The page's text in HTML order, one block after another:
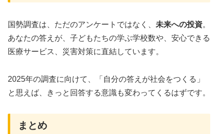
国勢調査は、ただのアンケートではなく、 未来への投資。
あなたの答えが、子どもたちの学ぶ学校数や、安心できる
医療サービス、災害対策に直結しています。
2025年の調査に向けて、「自分の答えが社会をつくる」
と思えば、きっと回答する意識も変わってくるはずです。
まとめ